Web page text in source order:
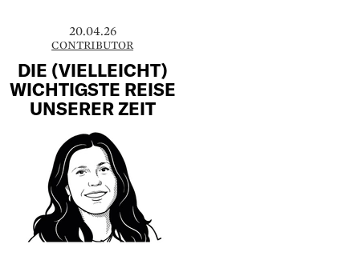
20.04.26
CONTRIBUTOR
DIE (VIELLEICHT)
WICHTIGSTE REISE
UNSERER ZEIT